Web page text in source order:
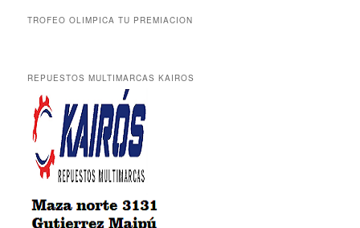
TROFEO OLIMPICA TU PREMIACION
REPUESTOS MULTIMARCAS KAIROS